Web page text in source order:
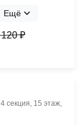
Ещё
₽
секция, 15 этаж,